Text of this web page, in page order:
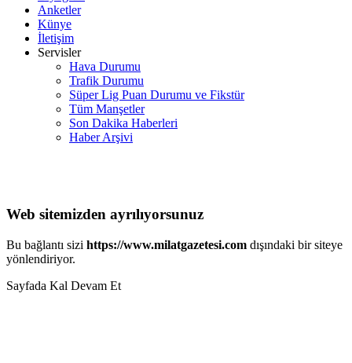
Anketler
Künye
İletişim
Servisler
Hava Durumu
Trafik Durumu
Süper Lig Puan Durumu ve Fikstür
Tüm Manşetler
Son Dakika Haberleri
Haber Arşivi
Web sitemizden ayrılıyorsunuz
Bu bağlantı sizi https://www.milatgazetesi.com dışındaki bir siteye
yönlendiriyor.
Sayfada Kal Devam Et